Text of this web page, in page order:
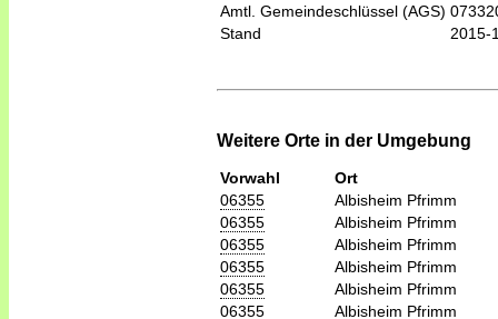
Amtl. Gemeindeschlüssel (AGS)
Stand
2015-
Weitere Orte in der Umgebung
Vorwahl
Ort
06355
Albisheim Pfrimm
06355
Albisheim Pfrimm
06355
Albisheim Pfrimm
06355
Albisheim Pfrimm
06355
Albisheim Pfrimm
06355
Albisheim Pfrimm